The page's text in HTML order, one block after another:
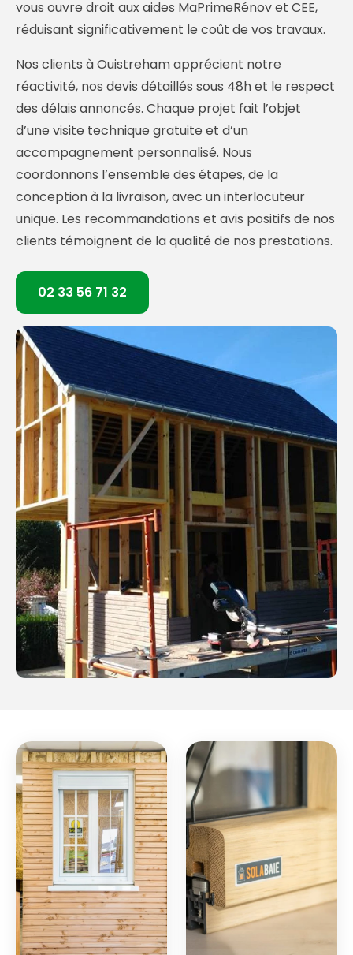
vous ouvre droit aux aides MaPrimeRénov et CEE,
réduisant significativement le coût de vos travaux.
Nos clients à Ouistreham apprécient notre
réactivité, nos devis détaillés sous 48h et le respect
des délais annoncés. Chaque projet fait l’objet
d’une visite technique gratuite et d’un
accompagnement personnalisé. Nous
coordonnons l’ensemble des étapes, de la
conception à la livraison, avec un interlocuteur
unique. Les recommandations et avis positifs de nos
clients témoignent de la qualité de nos prestations.
02 33 56 71 32